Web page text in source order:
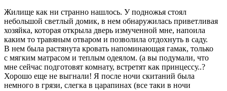
Жилище как ни странно нашлось. У подножья стоял
небольшой светлый домик, в нем обнаружилась приветливая
хозяйка, которая открыла дверь измученной мне, напоила
каким то травяным отваром и позволила отдохнуть в саду.
В нем была растянута кровать напоминающая гамак, только
с мягким матрасом и теплым одеялом. (а вы подумали, что
мне сейчас подготовят комнату, встретят как принцессу..?
Хорошо еще не выгнали! Я после ночи скитаний была
немного в грязи, слегка в царапинах (все таки в ночи